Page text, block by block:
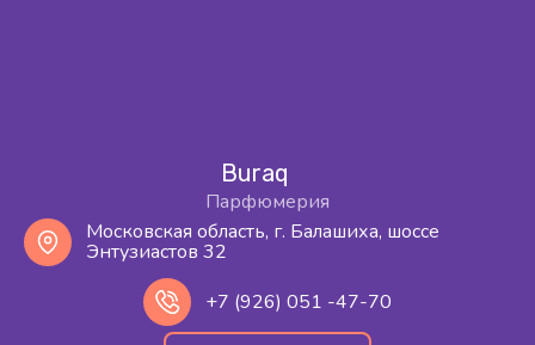
Buraq
Парфюмерия
Московская область, г. Балашиха, шоссе
Энтузиастов 32
+7 (926) 051 -47-70